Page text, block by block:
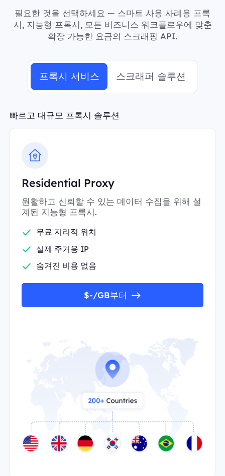
필요한 것을 선택하세요 — 스마트 사용 사례용 프록
시, 지능형 프록시, 모든 비즈니스 워크플로우에 맞춘
확장 가능한 요금의 스크래핑 API.
프록시 서비스 스크래퍼 솔루션
빠르고 대규모 프록시 솔루션
Residential Proxy
원활하고 신뢰할 수 있는 데이터 수집을 위해 설
계된 지능형 프록시.
무료 지리적 위치
실제 주거용 IP
숨겨진 비용 없음
$-/GB부터